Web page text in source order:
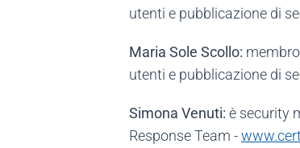
utenti e pubblicazione di
Maria Sole Scollo:
utenti e pubblicazione di
Simona Venuti: è security
Response Team -